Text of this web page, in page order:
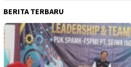
BERITA TERBARU